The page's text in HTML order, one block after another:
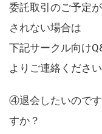
委託取引のご予定
されない場合は
下記サークル向け
よりご連絡ください
④退会したいので
すか？